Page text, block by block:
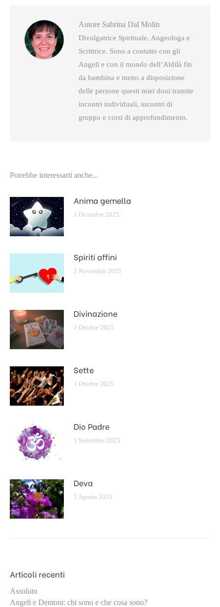
Autore Sabrina Dal Molin
Divulgatrice Spirituale, Angeologa e
Scrittrice. Sono a contatto con gli
Angeli e con il mondo dell’Aldilà fin
da bambina e metto a disposizione
delle persone questi miei doni tramite
incontri individuali, incontri di
gruppo e corsi di approfondimento.
Potrebbe interessarti anche...
Anima gemella
1 Dicembre 2025
Spiriti affini
1 Novembre 2025
Divinazione
1 Ottobre 2025
Sette
1 Ottobre 2025
Dio Padre
1 Settembre 2025
Deva
1 Agosto 2025
Articoli recenti
Assoluto
Angeli e Demoni: chi sono e che cosa sono?